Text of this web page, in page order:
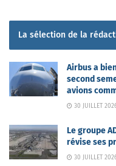
La sélection de la
Airbus a
second
avions
30 JUILLET
Le groupe
révise ses
30 JUILLET